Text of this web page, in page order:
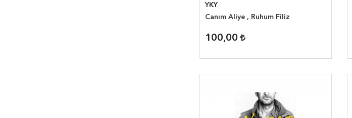
YKY
Canım Aliye , Ruhum Filiz
100,00